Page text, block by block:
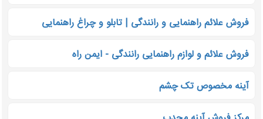
فروش علائم راهنمایی و رانندگی | تابلو و چراغ راهنمایی
فروش علائم و لوازم راهنمایی رانندگی - ایمن راه
آینه مخصوص تک چشم